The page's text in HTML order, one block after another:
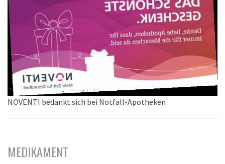
NOVENTI bedankt sich bei Notfall-Apotheken
MEDIKAMENT